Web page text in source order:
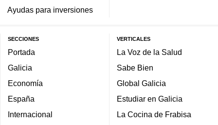
Ayudas para inversiones
SECCIONES
Portada
Galicia
Economía
España
Internacional
VERTICALES
La Voz de la Salud
Sabe Bien
Global Galicia
Estudiar en Galicia
La Cocina de Frabisa